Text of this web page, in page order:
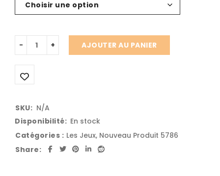
AJOUTER AU PANIER
SKU: N/A
Disponibilité: En stock
Catégories : Les Jeux, Nouveau Produit 5786
Share: